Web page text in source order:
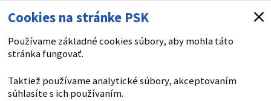
Cookies na stránke PSK
Používame základné cookies súbory, aby mohla táto
stránka fungovať.
Taktiež používame analytické súbory, akceptovaním
súhlasíte s ich používaním.